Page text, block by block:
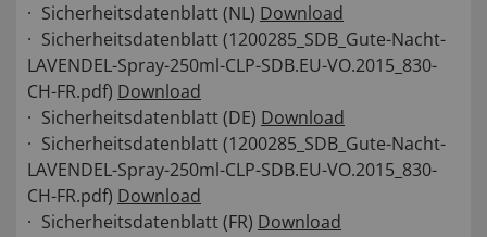
Sicherheitsdatenblatt (NL) Download
Sicherheitsdatenblatt (1200285_SDB_Gute-Nacht-
LAVENDEL-Spray-250ml-CLP-SDB.EU-VO.2015_830-
CH-FR.pdf) Download
Sicherheitsdatenblatt (DE) Download
Sicherheitsdatenblatt (1200285_SDB_Gute-Nacht-
LAVENDEL-Spray-250ml-CLP-SDB.EU-VO.2015_830-
CH-FR.pdf) Download
Sicherheitsdatenblatt (FR) Download